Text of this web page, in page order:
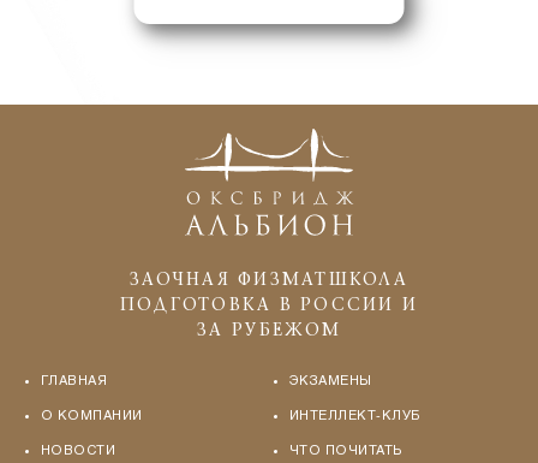
ЗАОЧНАЯ ФИЗМАТШКОЛА
ПОДГОТОВКА В РОССИИ И
ЗА РУБЕЖОМ
ГЛАВНАЯ
О КОМПАНИИ
НОВОСТИ
ЭКЗАМЕНЫ
ИНТЕЛЛЕКТ-КЛУБ
ЧТО ПОЧИТАТЬ